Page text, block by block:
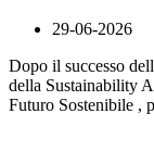
29-06-2026
Dopo il successo
della Sustainability
Futuro Sostenibile ,